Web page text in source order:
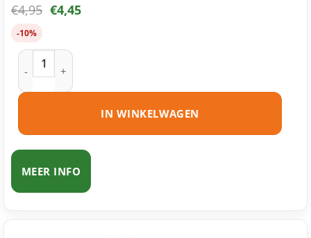
€4,95 €4,45
-10%
Epson 18 (T1803) inktcartridge magenta huismerk aantal
IN WINKELWAGEN
MEER INFO